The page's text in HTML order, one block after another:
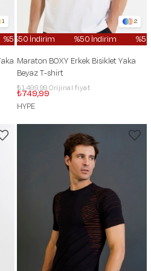
1
%50 İndirim %50 İndirim
%50
2
%50 İndirim %50 İndirim
%50
Maraton BOXY Erkek Bisiklet Yaka
Beyaz T-shirt
₺749,99
₺1.499,99
HYPE